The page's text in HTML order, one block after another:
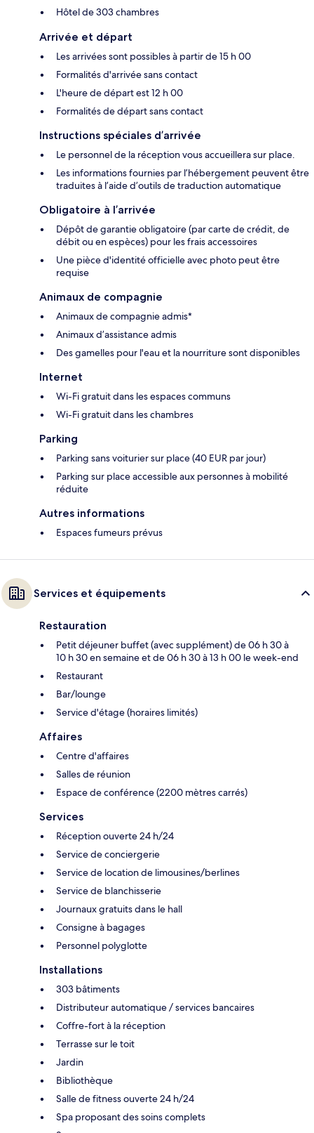
Hôtel de 303 chambres
Arrivée et départ
Les arrivées sont possibles à partir de 15 h 00
Formalités d'arrivée sans contact
L'heure de départ est 12 h 00
Formalités de départ sans contact
Instructions spéciales d’arrivée
Le personnel de la réception vous accueillera sur place.
Les informations fournies par l’hébergement peuvent être
traduites à l’aide d’outils de traduction automatique
Obligatoire à l’arrivée
Dépôt de garantie obligatoire (par carte de crédit, de
débit ou en espèces) pour les frais accessoires
Une pièce d'identité officielle avec photo peut être
requise
Animaux de compagnie
Animaux de compagnie admis*
Animaux d’assistance admis
Des gamelles pour l'eau et la nourriture sont disponibles
Internet
Wi-Fi gratuit dans les espaces communs
Wi-Fi gratuit dans les chambres
Parking
Parking sans voiturier sur place (40 EUR par jour)
Parking sur place accessible aux personnes à mobilité
réduite
Autres informations
Espaces fumeurs prévus
Services et équipements
Restauration
Petit déjeuner buffet (avec supplément) de 06 h 30 à
10 h 30 en semaine et de 06 h 30 à 13 h 00 le week-end
Restaurant
Bar/lounge
Service d'étage (horaires limités)
Affaires
Centre d'affaires
Salles de réunion
Espace de conférence (2200 mètres carrés)
Services
Réception ouverte 24 h/24
Service de conciergerie
Service de location de limousines/berlines
Service de blanchisserie
Journaux gratuits dans le hall
Consigne à bagages
Personnel polyglotte
Installations
303 bâtiments
Distributeur automatique / services bancaires
Coffre-fort à la réception
Terrasse sur le toit
Jardin
Bibliothèque
Salle de fitness ouverte 24 h/24
Spa proposant des soins complets